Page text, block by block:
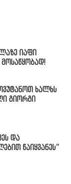
იაფი
ხალხს
გიორგი
და
წაიყვანეს”